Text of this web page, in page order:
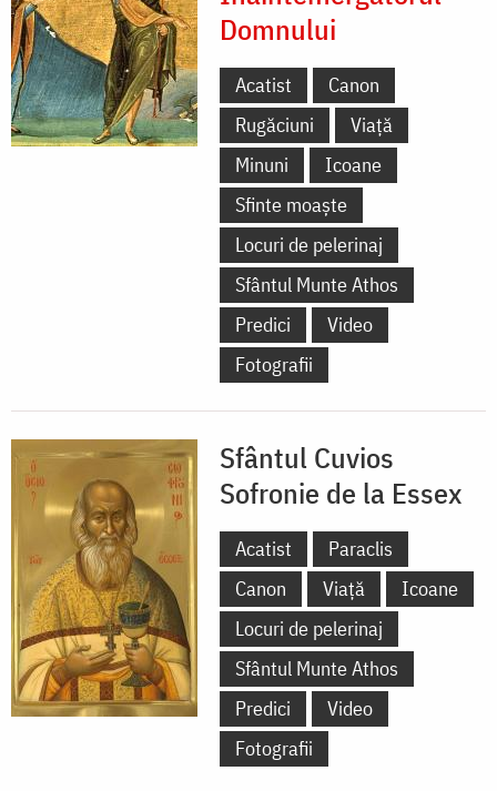
Domnului
Acatist
Canon
Rugăciuni
Viață
Minuni
Icoane
Sfinte moaște
Locuri de pelerinaj
Sfântul Munte Athos
Predici
Video
Fotografii
Sfântul Cuvios
Sofronie de la Essex
Acatist
Paraclis
Canon
Viață
Icoane
Locuri de pelerinaj
Sfântul Munte Athos
Predici
Video
Fotografii